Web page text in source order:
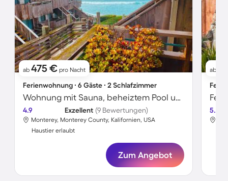
ab 475 € pro Nacht
Ferienwohnung ∙ 6 Gäste ∙ 2 Schlafzimmer
Wohnung mit Sauna, beheiztem Pool und Terrasse
4.9 Exzellent (9 Bewertungen)
Monterey, Monterey County, Kalifornien, USA
Haustier erlaubt
Zum Angebot
ab
5.0